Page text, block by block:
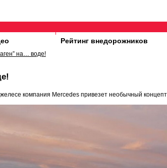
Рейтинг внедорожников
на… воде!
компания Mercedes привезет необычный